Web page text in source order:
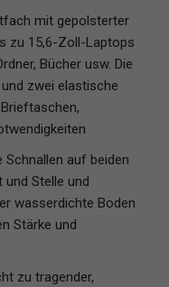
mit gepolsterter
zu 15,6-Zoll-Laptops
Bücher usw. Die
zwei elastische
Schnallen auf beiden
und Stelle und
wasserdichte Boden
Stärke und
zu tragender,